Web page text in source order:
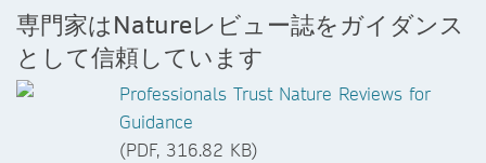
専門家はNatureレビュー誌をガイダンス
として信頼しています
Professionals Trust Nature Reviews for
Guidance
(PDF, 316.82 KB)